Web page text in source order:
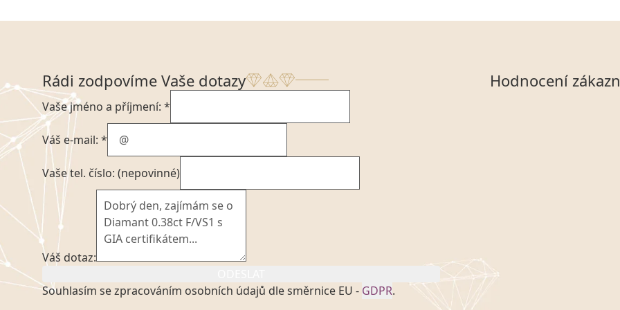
Rádi zodpovíme Vaše dotazy
Vaše jméno a příjmení: *
Váš e-mail: *
Vaše tel. číslo: (nepovinné)
Váš dotaz:
Souhlasím se zpracováním osobních údajů dle směrnice EU - GDPR.
Hodnocení